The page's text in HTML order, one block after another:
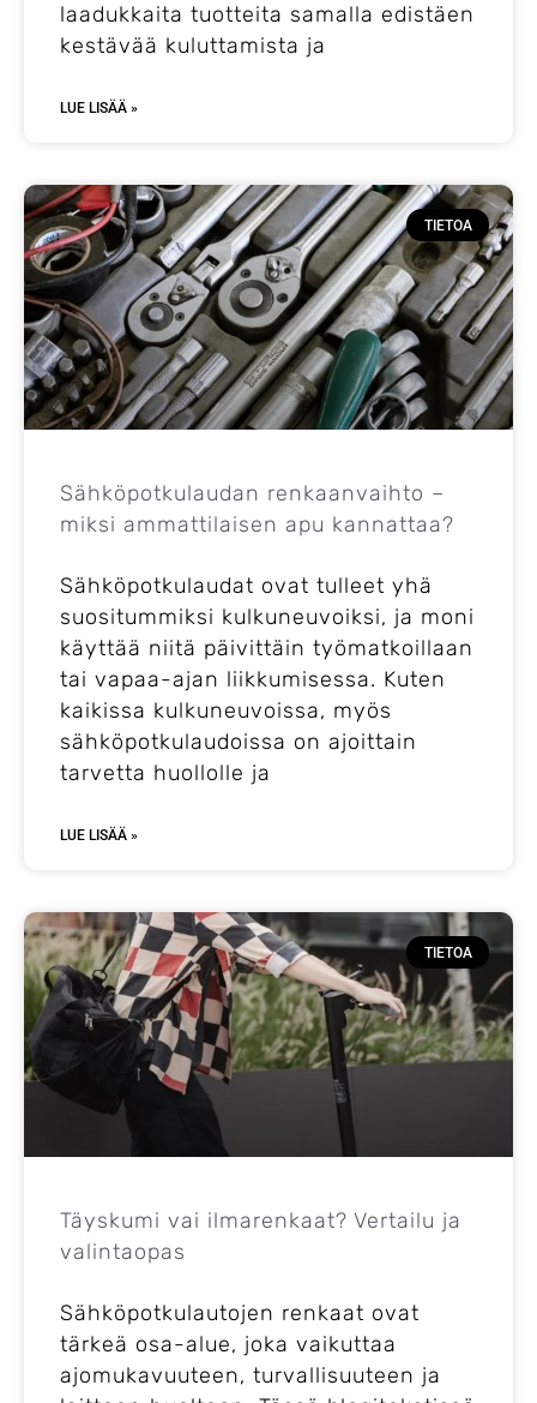
laadukkaita tuotteita samalla edistäen
kestävää kuluttamista ja
LUE LISÄÄ »
TIETOA
Sähköpotkulaudan renkaanvaihto –
miksi ammattilaisen apu kannattaa?
Sähköpotkulaudat ovat tulleet yhä
suositummiksi kulkuneuvoiksi, ja moni
käyttää niitä päivittäin työmatkoillaan
tai vapaa-ajan liikkumisessa. Kuten
kaikissa kulkuneuvoissa, myös
sähköpotkulaudoissa on ajoittain
tarvetta huollolle ja
LUE LISÄÄ »
TIETOA
Täyskumi vai ilmarenkaat? Vertailu ja
valintaopas
Sähköpotkulautojen renkaat ovat
tärkeä osa-alue, joka vaikuttaa
ajomukavuuteen, turvallisuuteen ja